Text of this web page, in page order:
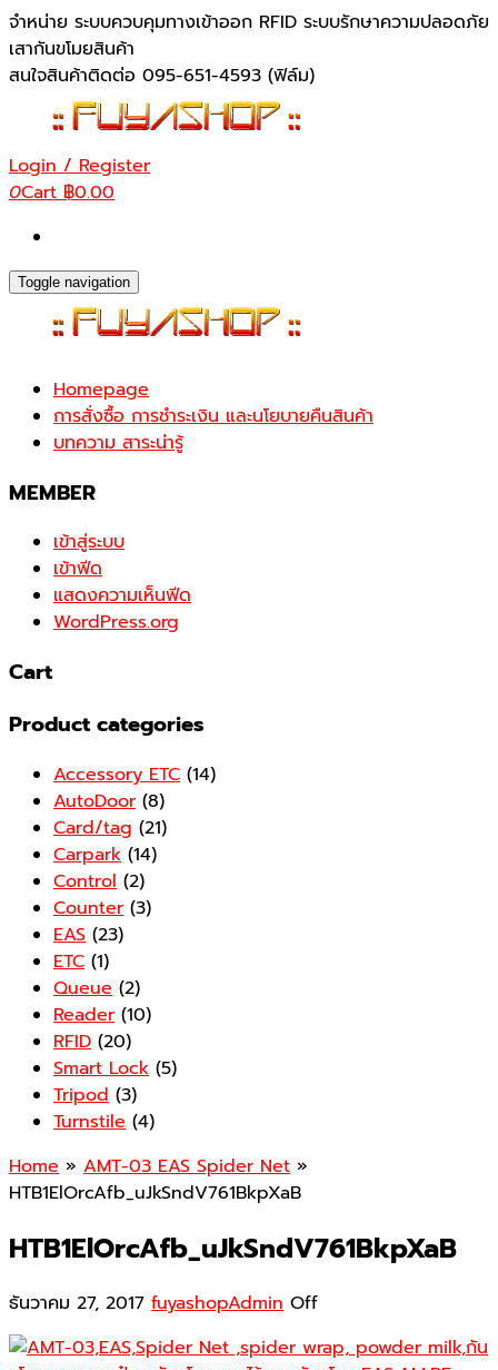
Skip
to
the
content
จำหน่าย ระบบควบคุมทางเข้าออก RFID ระบบรักษาความปลอดภัย
เสากันขโมยสินค้า
สนใจสินค้าติดต่อ 095-651-4593 (ฟิล์ม)
Login / Register
0Cart฿0.00
Toggle navigation
Homepage
การสั่งซื้อ การชำระเงิน และนโยบายคืนสินค้า
บทความ สาระน่ารู้
MEMBER
เข้าสู่ระบบ
เข้าฟีด
แสดงความเห็นฟีด
WordPress.org
Cart
Product categories
Accessory ETC (14)
AutoDoor (8)
Card/tag (21)
Carpark (14)
Control (2)
Counter (3)
EAS (23)
ETC (1)
Queue (2)
Reader (10)
RFID (20)
Smart Lock (5)
Tripod (3)
Turnstile (4)
Home » AMT-03 EAS Spider Net »
HTB1ElOrcAfb_uJkSndV761BkpXaB
HTB1ElOrcAfb_uJkSndV761BkpXaB
ธันวาคม 27, 2017 fuyashopAdmin Off